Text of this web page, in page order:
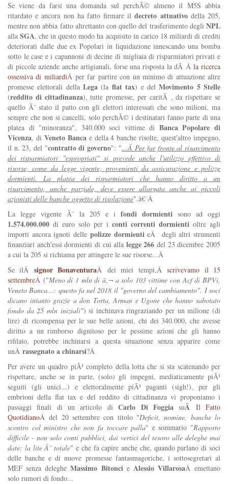
Se viene da farsi una domanda sul perchÃ© almeno il M5S abbia
ritardato e ancora non ha fatto firmare ildecreto attuativodella 205,
mentre non abbia fatto altrettanto con quello del trasferimento degli NPL
allaSGA, che in questo modo ha acquisito in carico 18 miliardi di crediti
deteriorati dalle due ex Popolari in liquidazione innescando una bomba
sotto le case e i capannoni di decine di migliaia di risparmiatori privati e
di piccole aziende anche artigianali, forse una risposta la dÃ Âla ricerca
ossessiva di miliardiÂ per far partire con un minimo di attuazione altre
promesse elettorali dellaLega (la flat tax) e delMovimento 5 Stelle
(reddito di cittadinanza), tutte promesse, per caritÃ , da rispettare se
quello Ã¨ stato il patto con gli elettori interessati che sono milioni, ma
sempre che non si cancelli, solo perchÃ© i destinatari fanno parte di una
platea di "minoranza", 340.000 soci vittime di Banca Popolare di
Vicenza, di Veneto Bancae della 4 banche risolte, quest'altro impegno,
il n. 23, del "contratto di governo": "...Â Per far fronte al risarcimento
dei risparmiatori "espropriati" si prevede anche l'utilizzo effettivo di
risorse, come da legge vigente, provenienti da assicurazione e polizze
dormienti. La platea dei risparmiatori che hanno diritto a un
risarcimento, anche parziale, deve essere allargata anche ai piccoli
azionisti delle banche oggetto di risoluzione".â€¨Â
La legge vigente Ã¨ la 205 e i fondi dormienti sono ad oggi
1.574.000.000 di euro solo per i conti correnti dormienti oltre agli
importi ancora ignoti delle polizze dormientieÂ degli altri strumenti
finanziari anch'essi dormienti di cui alla legge 266 del 23 dicembre 2005
a cui la 205 si richiama per attingere le sue risorse...Â
Se ilÂ signor BonaventuraÂ dei miei tempi,Âscrivevamo il 15
settembreÂ ("Meno di 1 mln di â‚¬ a solo 103 vittime con Acf di BPVi,
Veneto Banca...: questo fa nel 2018 il "governo del cambiamento". I soci
dicano intanto grazie a don Torta, Arman e Ugone che hanno sabotato
fondo da 25 mln iniziali") si inchinava ringraziando per un milione (di
lire) di ricompensa per le sue belle azioni, chi dei 340.000, che avesse
diritto a un rimborso dignitoso per le pessime azioni che gli hanno
rifilato, potrebbe inchinarsi a questa situazione senza apparire come
unÂ rassegnato a chinarsi?Â
Per avere un quadro piÃ¹ completo della lotta che si sta scatenando per
rispettare, anche se in parte, (solo) gli impegni, mediaticamente piÃ¹
seguiti (gli unici...) e elettoralmente piÃ¹ paganti (sigh!), per gli
embrioni della flat tax e del reddito di cittadinanza vi proponiamo i
passaggi finali di un articolo diCarlo Di FoggiasuÂ Il Fatto
QuotidianoÂ del 20 settembre con titolo "Deficit, nomine, banche lo
scontro col ministro che non fa toccare palla" e sommario "Rapporto
difficile - non solo conti pubblici, dai vertici del tesoro alle deleghe mai
date: la lite Ã¨ totale" e che fa capire anche che, quando parlano di soci
delle banche e di nuove promesse fantasmagoriche, i sottosegretari al
MEF senza delegheMassimo Bitonci e Alessio VillarosaÂ emettano
solo rumori di fondo...